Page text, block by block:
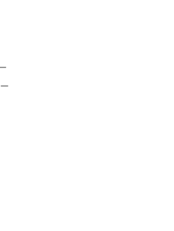
ッチャーの代わりに、作成し
。
ちしております。